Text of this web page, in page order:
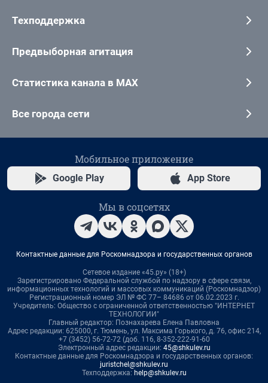
Техподдержка
Предвыборная агитация
Статистика канала в MAX
Все города сети
Мобильное приложение
Google Play App Store
Мы в соцсетях
Контактные данные для Роскомнадзора и государственных органов
Сетевое издание «45.ру» (18+)
Зарегистрировано Федеральной службой по надзору в сфере связи,
информационных технологий и массовых коммуникаций (Роскомнадзор)
Регистрационный номер ЭЛ № ФС 77– 84686 от 06.02.2023 г.
Учредитель: Общество с ограниченной ответственностью "ИНТЕРНЕТ
ТЕХНОЛОГИИ"
Главный редактор: Познахарева Елена Павловна
Адрес редакции: 625000, г. Тюмень, ул. Максима Горького, д. 76, офис 214,
+7 (3452) 56-72-72 (доб. 116, 8-352-222-91-60
Электронный адрес редакции: 45@shkulev.ru
Контактные данные для Роскомнадзора и государственных органов:
juristchel@shkulev.ru
Техподдержка: help@shkulev.ru